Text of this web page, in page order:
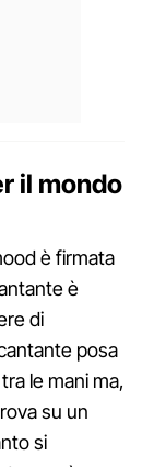
il mondo
è firmata
è
di
posa
le mani ma,
su un
si